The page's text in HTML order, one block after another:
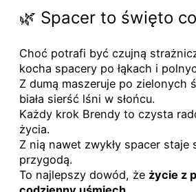
🌿 Spacer to święto
Choć potrafi być czujną
kocha spacery po łąkach i
Z dumą maszeruje po zielonych
biała sierść lśni w słońcu.
Każdy krok Brendy to czysta
życia.
Z nią nawet zwykły spacer staje
przygodą.
To najlepszy dowód, że życie z